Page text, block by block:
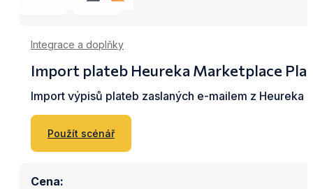
Integrace a doplňky
Import plateb Heureka Marketplace
Import výpisů plateb zaslaných e-mailem z Heureka
Použít scénář
Cena: